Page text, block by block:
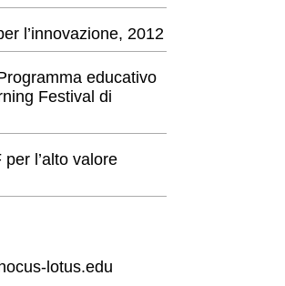
l’innovazione, 2012
educativo
Festival di
l’alto valore
lotus.edu